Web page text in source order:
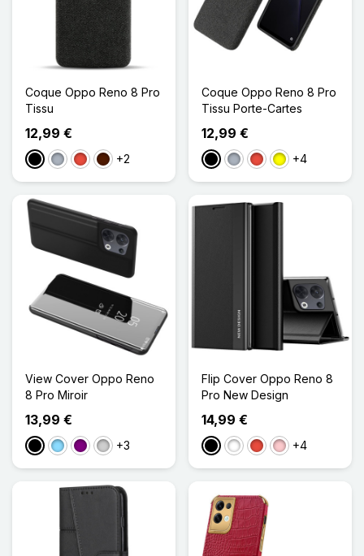
Coque Oppo Reno 8 Pro
Tissu
12,99 €
NoirGris RougeMarron Foncé
+2
Coque Oppo Reno 8 Pro
Tissu Porte-Cartes
12,99 €
NoirGris RougeJaune
+4
View Cover Oppo Reno
8 Pro Miroir
13,99 €
NoirBleu Clair
VioletArgenté
+3
Flip Cover Oppo Reno 8
Pro New Design
14,99 €
NoirBlancRougeRose+4